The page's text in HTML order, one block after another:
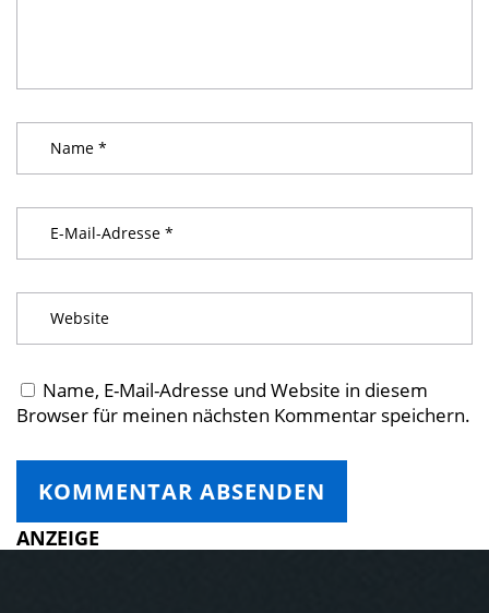
Name, E-Mail-Adresse und Website in diesem
Browser für meinen nächsten Kommentar speichern.
ANZEIGE